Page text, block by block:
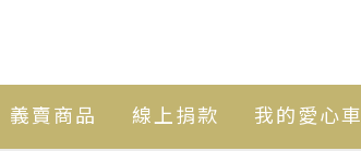
義賣商品 線上捐款 我的愛心車